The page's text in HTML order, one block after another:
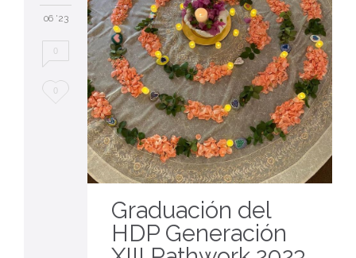
06 '23
0
Love
0
Graduación del
HDP Generación